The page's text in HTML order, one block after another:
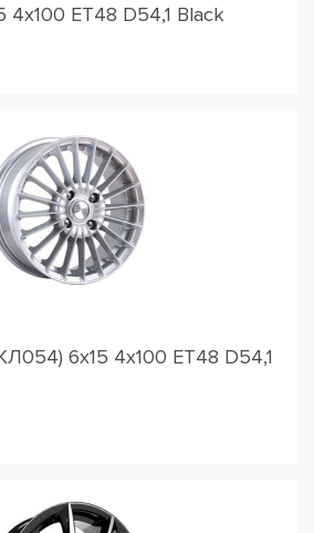
4x100 ET48 D54,1 Black
6x15 4x100 ET48 D54,1